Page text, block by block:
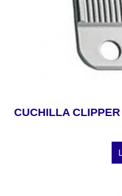
CUCHILLA